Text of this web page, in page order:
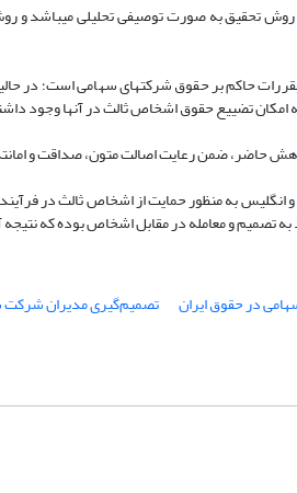
‌روش تحقیق به صورت توصیفی تحلیلی می‏باشد و
حاکم بر حقوق شرکت­های سهامی است؛ در
تضییع حقوق اشخاص ثالث در آنها وجود
حاضر، ضمن رعایت اصالت متون، صداقت و
انگلیس به منظور حمایت از اشخاص ثالث در
تصمیم و معامله در مقابل اشخاص بوده که
در حقوق ایران
تصمیم‌گیری مدیران